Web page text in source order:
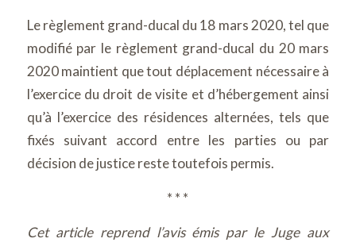
Le règlement grand-ducal du 18 mars 2020, tel que
modifié par le règlement grand-ducal du 20 mars
2020 maintient que tout déplacement nécessaire à
l’exercice du droit de visite et d’hébergement ainsi
qu’à l’exercice des résidences alternées, tels que
fixés suivant accord entre les parties ou par
décision de justice reste toutefois permis.
* * *
Cet article reprend l’avis émis par le Juge aux